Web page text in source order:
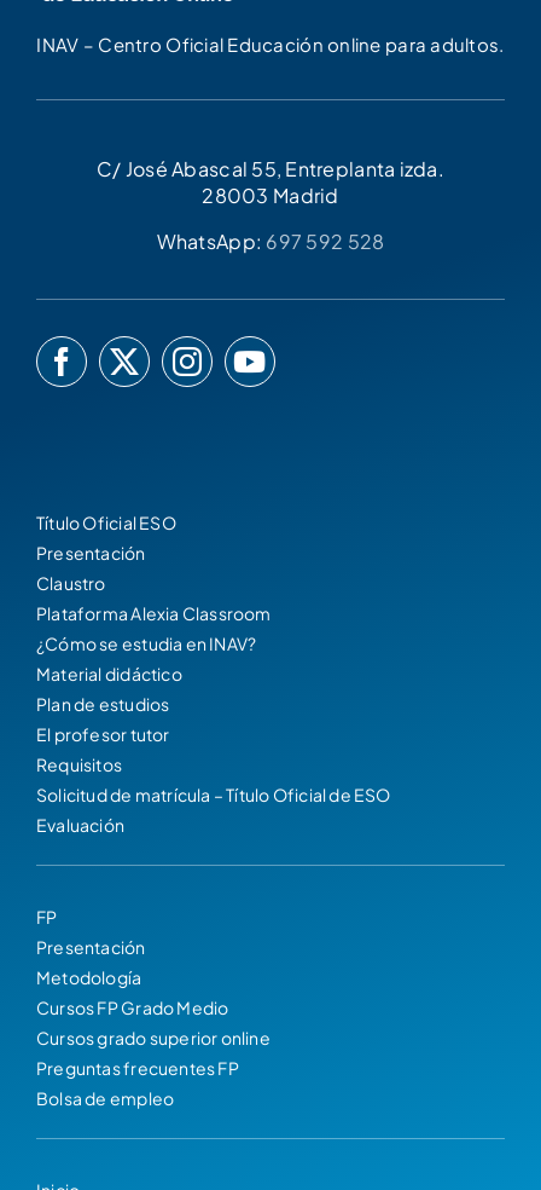
INAV – Centro Oficial Educación online para adultos.
C/ José Abascal 55, Entreplanta izda.
28003 Madrid
WhatsApp: 697 592 528
Título Oficial ESO
Presentación
Claustro
Plataforma Alexia Classroom
¿Cómo se estudia en INAV?
Material didáctico
Plan de estudios
El profesor tutor
Requisitos
Solicitud de matrícula – Título Oficial de ESO
Evaluación
FP
Presentación
Metodología
Cursos FP Grado Medio
Cursos grado superior online
Preguntas frecuentes FP
Bolsa de empleo